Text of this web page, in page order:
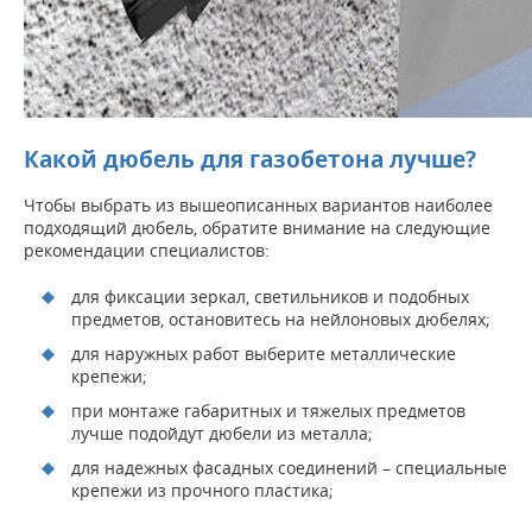
Какой дюбель для газобетона лучше?
Чтобы выбрать из вышеописанных вариантов наиболее
подходящий дюбель, обратите внимание на следующие
рекомендации специалистов:
для фиксации зеркал, светильников и подобных
предметов, остановитесь на нейлоновых дюбелях;
для наружных работ выберите металлические
крепежи;
при монтаже габаритных и тяжелых предметов
лучше подойдут дюбели из металла;
для надежных фасадных соединений – специальные
крепежи из прочного пластика;